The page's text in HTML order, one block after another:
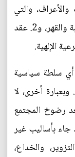
والتي
يمكن اختصارها في ثلاث طرق: 1. الغلبة والقهر، و2. عقد
سلطة سياسية
أخرى، لا
رضوخ المجتمع
بأساليب غير
والخداع،